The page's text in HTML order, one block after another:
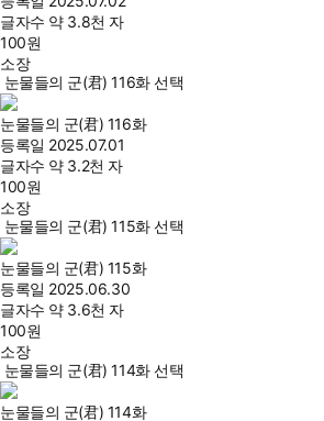
글자수 약 3.8천 자
100원
소장
눈물들의 군(君) 116화 선택
눈물들의 군(君) 116화
등록일 2025.07.01
글자수 약 3.2천 자
100원
소장
눈물들의 군(君) 115화 선택
눈물들의 군(君) 115화
등록일 2025.06.30
글자수 약 3.6천 자
100원
소장
눈물들의 군(君) 114화 선택
눈물들의 군(君) 114화